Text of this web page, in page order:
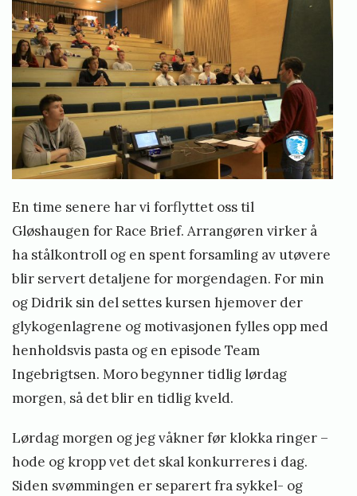
En time senere har vi forflyttet oss til
Gløshaugen for Race Brief. Arrangøren virker å
ha stålkontroll og en spent forsamling av utøvere
blir servert detaljene for morgendagen. For min
og Didrik sin del settes kursen hjemover der
glykogenlagrene og motivasjonen fylles opp med
henholdsvis pasta og en episode Team
Ingebrigtsen. Moro begynner tidlig lørdag
morgen, så det blir en tidlig kveld.
Lørdag morgen og jeg våkner før klokka ringer –
hode og kropp vet det skal konkurreres i dag.
Siden svømmingen er separert fra sykkel- og